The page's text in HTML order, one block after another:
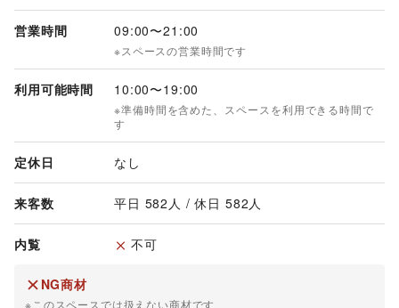
営業時間 09:00〜21:00
※スペースの営業時間です
利用可能時間 10:00〜19:00
※準備時間を含めた、スペースを利用できる時間で
す
定休日 なし
来客数 平日 582 人 / 休日 582人
内覧 不可
NG商材
※このスペースでは扱えない商材です